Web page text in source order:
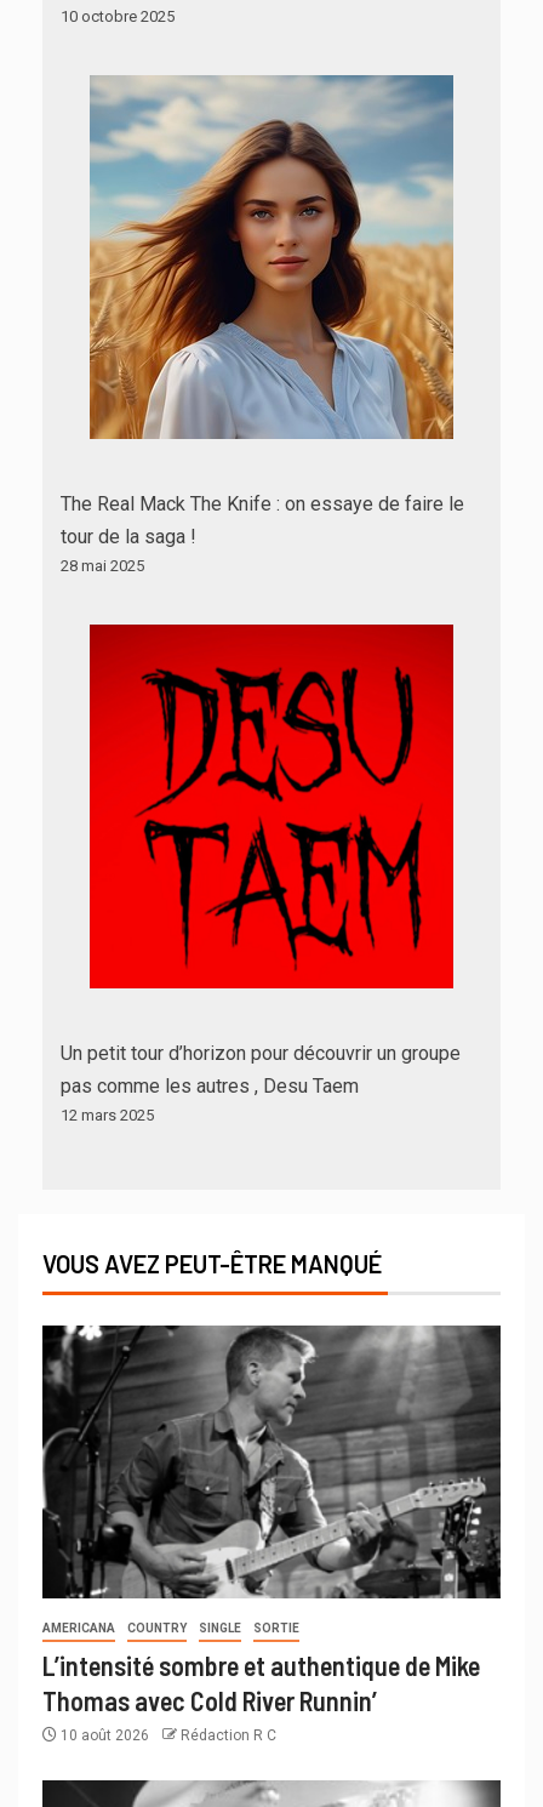
10 octobre 2025
The Real Mack The Knife : on essaye de faire le
tour de la saga !
28 mai 2025
Un petit tour d’horizon pour découvrir un groupe
pas comme les autres , Desu Taem
12 mars 2025
VOUS AVEZ PEUT-ÊTRE MANQUÉ
AMERICANA COUNTRY SINGLE SORTIE
L’intensité sombre et authentique de Mike
Thomas avec Cold River Runnin’
10 août 2026 Rédaction R C